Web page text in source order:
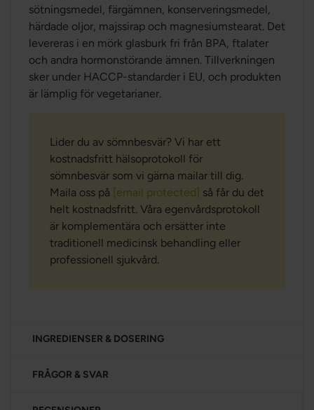
sötningsmedel, färgämnen, konserveringsmedel,
härdade oljor, majssirap och magnesiumstearat. Det
levereras i en mörk glasburk fri från BPA, ftalater
och andra hormonstörande ämnen. Tillverkningen
sker under HACCP-standarder i EU, och produkten
är lämplig för vegetarianer.
Lider du av sömnbesvär? Vi har ett
kostnadsfritt hälsoprotokoll för
sömnbesvär som vi gärna mailar till dig.
Maila oss på [email protected] så får du det
helt kostnadsfritt. Våra egenvårdsprotokoll
är komplementära och ersätter inte
traditionell medicinsk behandling eller
professionell sjukvård.
INGREDIENSER & DOSERING
FRÅGOR & SVAR